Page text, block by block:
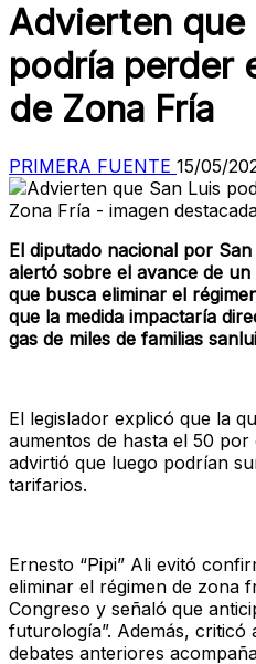
Advierten que
podría perder
de Zona Fría
PRIMERA FUENTE 15/05/
El diputado nacional por San
alertó sobre el avance de
que busca eliminar el
que la medida impactaría
gas de miles de familias
El legislador explicó que la
aumentos de hasta el 50
advirtió que luego podrían
tarifarios.
Ernesto “Pipi” Ali evitó
eliminar el régimen de zona
Congreso y señaló que
futurología”. Además, criticó
debates anteriores